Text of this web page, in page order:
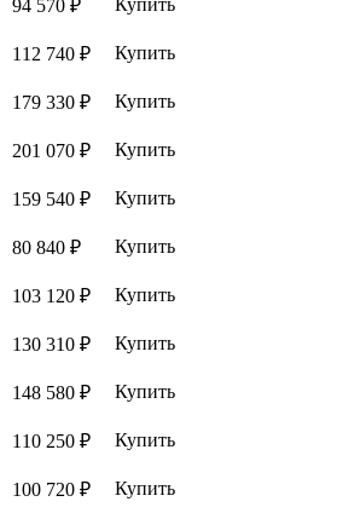
94 570 ₽
112 740 ₽
Купить
179 330 ₽
Купить
201 070 ₽
Купить
159 540 ₽
Купить
80 840 ₽
Купить
103 120 ₽
Купить
130 310 ₽
Купить
148 580 ₽
Купить
110 250 ₽
Купить
100 720 ₽
Купить